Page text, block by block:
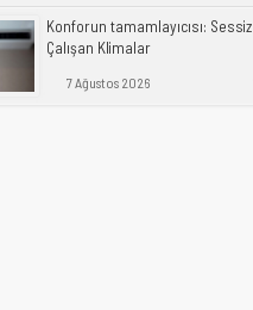
Konforun tamamlayıcısı: Sessiz
Çalışan Klimalar
7 Ağustos 2026